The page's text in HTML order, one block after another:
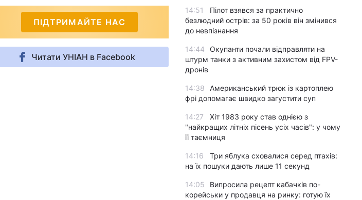
ПІДТРИМАЙТЕ НАС
Читати УНІАН в Facebook
14:51
Пілот взявся за практично
безлюдний острів: за 50 років він змінився
до невпізнання
14:44
Окупанти почали відправляти на
штурм танки з активним захистом від FPV-
дронів
14:38
Американський трюк із картоплею
фрі допомагає швидко загустити суп
14:27
Хіт 1983 року став однією з
"найкращих літніх пісень усіх часів": у чому
її таємниця
14:16
Три яблука сховалися серед птахів:
на їх пошуки дають лише 11 секунд
14:05
Випросила рецепт кабачків по-
корейськи у продавця на ринку: готую їх